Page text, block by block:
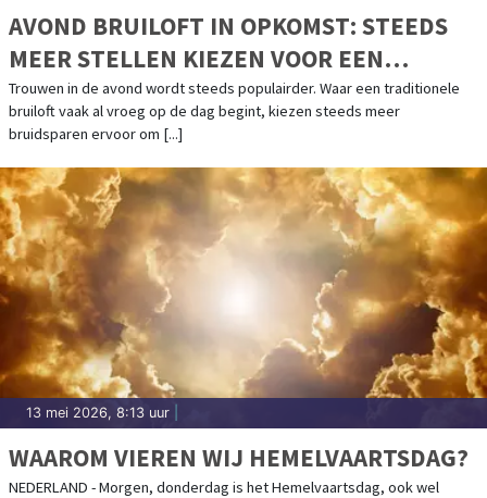
AVOND BRUILOFT IN OPKOMST: STEEDS
MEER STELLEN KIEZEN VOOR EEN
CEREMONIE BIJ ZONSONDERGANG
Trouwen in de avond wordt steeds populairder. Waar een traditionele
bruiloft vaak al vroeg op de dag begint, kiezen steeds meer
bruidsparen ervoor om [...]
13 mei 2026, 8:13 uur
WAAROM VIEREN WIJ HEMELVAARTSDAG?
NEDERLAND - Morgen, donderdag is het Hemelvaartsdag, ook wel